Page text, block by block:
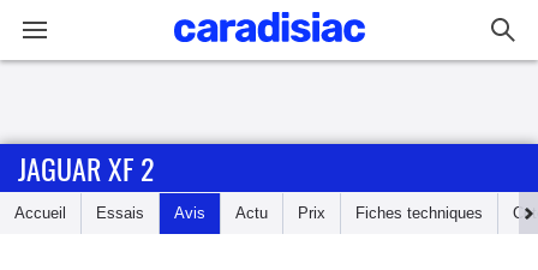
Accueil
JAGUAR XF 2
Accueil Essais Avis Actu Prix Fiches techniques